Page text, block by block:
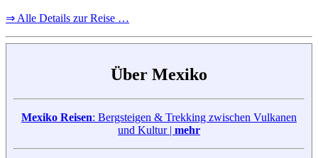
⇒ Alle Details zur Reise …
Über Mexiko
Mexiko Reisen: Bergsteigen & Trekking zwischen Vulkanen
und Kultur | mehr